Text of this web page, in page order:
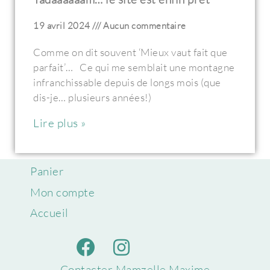
19 avril 2024 Aucun commentaire
Comme on dit souvent ‘Mieux vaut fait que
parfait’… Ce qui me semblait une montagne
infranchissable depuis de longs mois (que
dis-je… plusieurs années!)
Lire plus »
Panier
Mon compte
Accueil